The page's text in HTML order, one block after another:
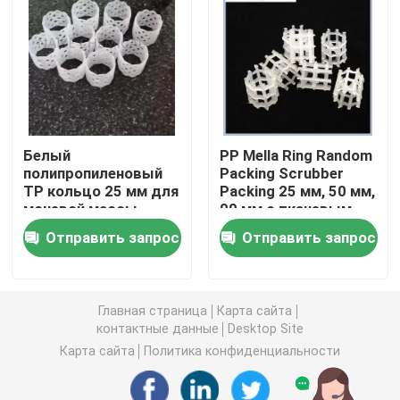
углекислый литий
Активированный глинозем
Случайная упаковка колонки
структурированная башенная упаковка
internals перегонной колонны
Шарик глинозема керамический
Белый
полипропиленовый
TP кольцо 25 мм для
мочевой массы
вышки в
промышленности
удобрений
Отправить запрос
PP Mella Ring Random
Packing Scrubber
Packing 25 мм, 50 мм,
90 мм с тканевым
пакетом
Отправить запрос
Главная страница
Карта сайта
контактные данные
Desktop Site
Карта сайта
Политика конфиденциальности